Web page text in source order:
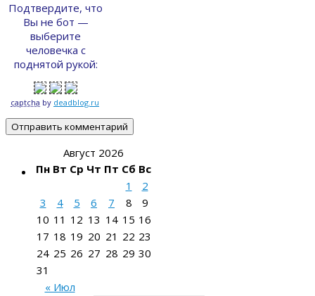
Подтвердите, что
Вы не бот —
выберите
человечка с
поднятой рукой:
captcha by deadblog.ru
Август 2026
Пн Вт Ср Чт Пт Сб Вс
« Июл
1
2
3
4 5 6 7 8
9
10 11 12 13 14 15 16
17 18 19 20 21 22 23
24 25 26 27 28 29 30
31